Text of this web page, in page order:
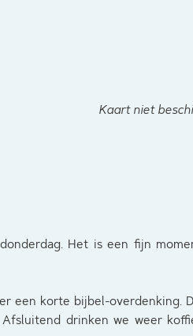
Kaart niet
Het is een fijn
een korte bijbel-overdenking.
drinken we weer